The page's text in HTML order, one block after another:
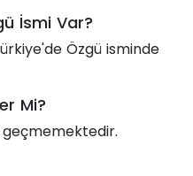
İsmi Var?
Özgü isminde
Mi?
geçmemektedir.